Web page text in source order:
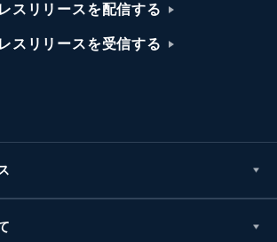
スリリースを配信する
スリリースを受信する